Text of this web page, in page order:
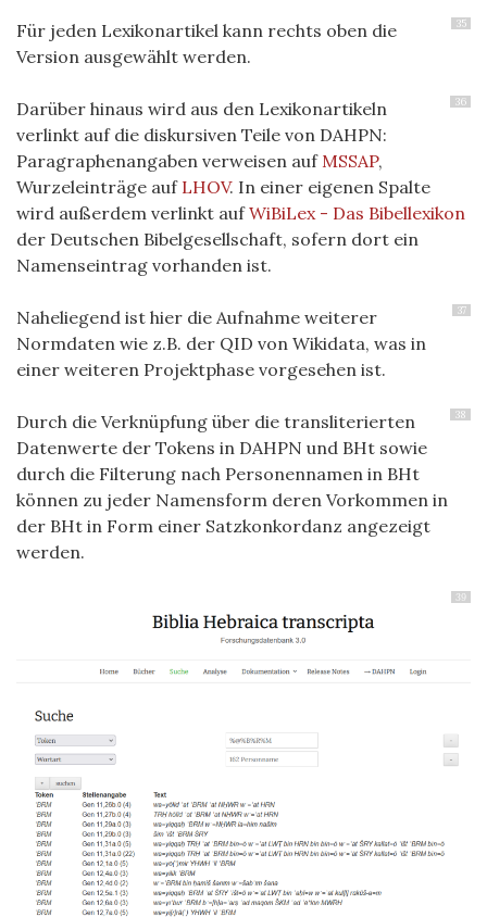
35
Für jeden Lexikonartikel kann rechts oben die
Version ausgewählt werden.
36
Darüber hinaus wird aus den Lexikonartikeln
verlinkt auf die diskursiven Teile von DAHPN:
Paragraphenangaben verweisen aufMSSAP,
Wurzeleinträge auf LHOV. In einer eigenen Spalte
wird außerdem verlinkt aufWiBiLex - Das Bibellexikon
der Deutschen Bibelgesellschaft, sofern dort ein
Namenseintrag vorhanden ist.
37
Naheliegend ist hier die Aufnahme weiterer
Normdaten wie z.B. der QID von Wikidata, was in
einer weiteren Projektphase vorgesehen ist.
38
Durch die Verknüpfung über die transliterierten
Datenwerte der Tokens in DAHPN und BHt sowie
durch die Filterung nach Personennamen in BHt
können zu jeder Namensform deren Vorkommen in
der BHt in Form einer Satzkonkordanz angezeigt
werden.
39